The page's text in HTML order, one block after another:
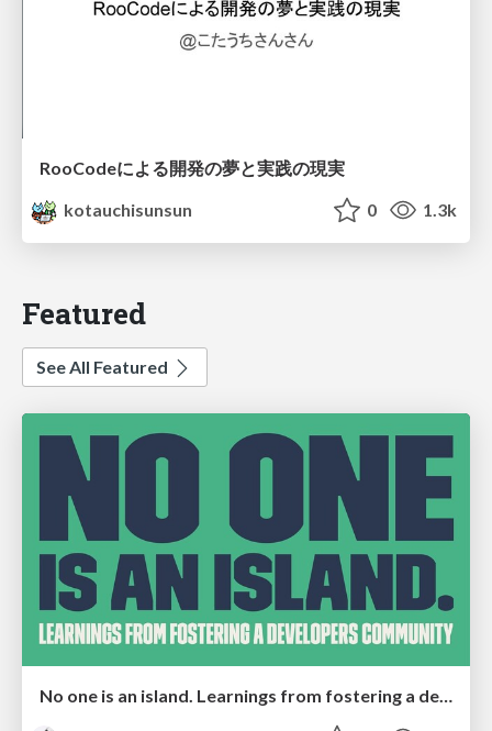
RooCodeによる開発の夢と実践の現実
kotauchisunsun
0 1.3k
Featured
See All Featured